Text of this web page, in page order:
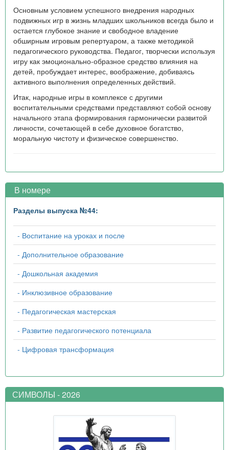
Основным условием успешного внедрения народных
подвижных игр в жизнь младших школьников всегда было и
остается глубокое знание и свободное владение
обширным игровым репертуаром, а также методикой
педагогического руководства. Педагог, творчески используя
игру как эмоционально-образное средство влияния на
детей, пробуждает интерес, воображение, добиваясь
активного выполнения определенных действий.
Итак, народные игры в комплексе с другими
воспитательными средствами представляют собой основу
начального этапа формирования гармонически развитой
личности, сочетающей в себе духовное богатство,
моральную чистоту и физическое совершенство.
В номере
Разделы выпуска №44:
- Воспитание на уроках и после
- Дополнительное образование
- Дошкольная академия
- Инклюзивное образование
- Педагогическая мастерская
- Развитие педагогического потенциала
- Цифровая трансформация
СИМВОЛЫ - 2026